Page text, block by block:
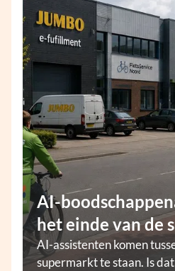
AI-
het einde van de
AI-assistenten komen
supermarkt te staan. Is